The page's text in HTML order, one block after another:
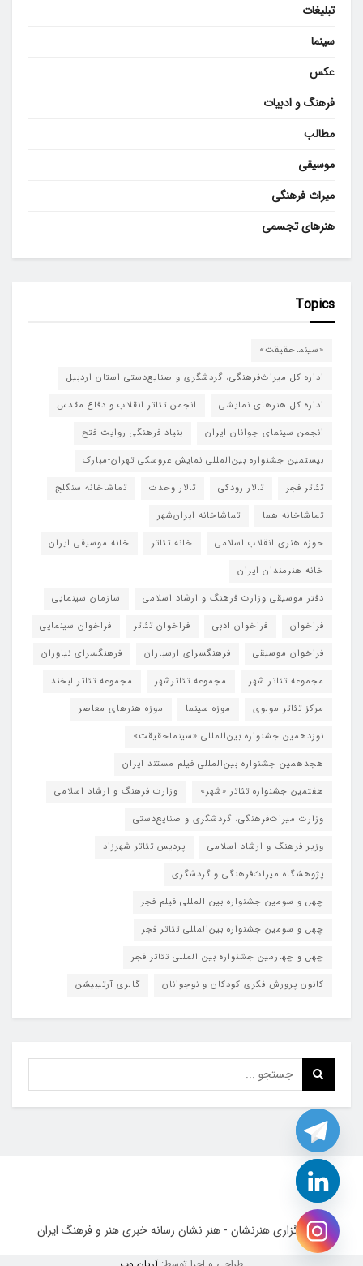
تبلیغات
سینما
عکس
فرهنگ و ادبیات
مطالب
موسیقی
میراث فرهنگی
هنرهای تجسمی
Topics
«سینماحقیقت»
اداره کل میراث‌فرهنگی، گردشگری و صنایع‌دستی استان اردبیل
اداره کل هنرهای نمایشی
انجمن تئاتر انقلاب و دفاع مقدس
انجمن سینمای جوانان ایران
بنیاد فرهنگی روایت فتح
بیستمین جشنواره بین‌المللی نمایش عروسکی تهران-مبارک
تئاتر فجر
تالار رودکی تالار وحدت
تماشاخانه سنگلج
تماشاخانه هما
تماشاخانه‌ ایران‌شهر
حوزه هنری انقلاب اسلامی
خانه تئاتر
خانه موسیقی ایران
خانه هنرمندان ایران
دفتر موسیقی وزارت فرهنگ و ارشاد اسلامی
سازمان سینمایی
فراخوان
فراخوان ادبی فراخوان تئاتر
فراخوان سینمایی
فراخوان موسیقی
فرهنگسرای ارسباران
فرهنگسرای نیاوران
مجموعه تئاتر شهر
مجموعه تئاترشهر
مجموعه تئاتر لبخند
مرکز تئاتر مولوی
موزه سینما
موزه هنرهای معاصر
نوزدهمین جشنواره بین‌المللی «سینماحقیقت»
هجدهمین جشنواره بین‌المللی فیلم مستند ایران
هفتمین جشنواره تئاتر «شهر»
وزارت فرهنگ و ارشاد اسلامی
وزارت میراث‌فرهنگی، گردشگری و صنایع‌دستی
وزیر فرهنگ و ارشاد اسلامی
پردیس تئاتر شهرزاد
پژوهشگاه میراث‌فرهنگی و گردشگری
چهل و سومین جشنواره بین المللی فیلم فجر
چهل و سومین جشنواره بین‌المللی تئاتر فجر
چهل و چهارمین جشنواره بین المللی تئاتر فجر
کانون پرورش فکری کودکان و نوجوانان
گالری آرتیبیشن